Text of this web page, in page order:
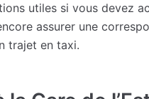
utiles si vous devez
assurer une
trajet en taxi.